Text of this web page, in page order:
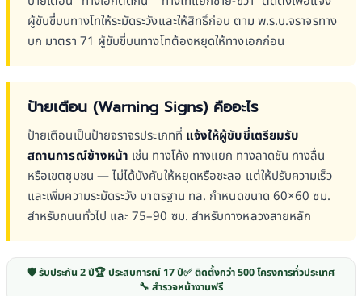
ผู้ขับขี่บนทางโทให้ระมัดระวังและให้สิทธิ์ก่อน ตาม พ.ร.บ.จราจรทาง
บก มาตรา 71 ผู้ขับขี่บนทางโทต้องหยุดให้ทางเอกก่อน
ป้ายเตือน (Warning Signs) คืออะไร
ป้ายเตือนเป็นป้ายจราจรประเภทที่ แจ้งให้ผู้ขับขี่เตรียมรับ
สถานการณ์ข้างหน้า เช่น ทางโค้ง ทางแยก ทางลาดชัน ทางลื่น
หรือเขตชุมชน — ไม่ได้บังคับให้หยุดหรือชะลอ แต่ให้ปรับความเร็ว
และเพิ่มความระมัดระวัง มาตรฐาน ทล. กำหนดขนาด 60×60 ซม.
สำหรับถนนทั่วไป และ 75–90 ซม. สำหรับทางหลวงสายหลัก
🛡️ รับประกัน 2 ปี🏆 ประสบการณ์ 17 ปี✅ ติดตั้งกว่า 500 โครงการทั่วประเทศ
🔧 สำรวจหน้างานฟรี